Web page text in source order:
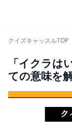
クイズキャッスルTOP
「イクラは
ての意味を